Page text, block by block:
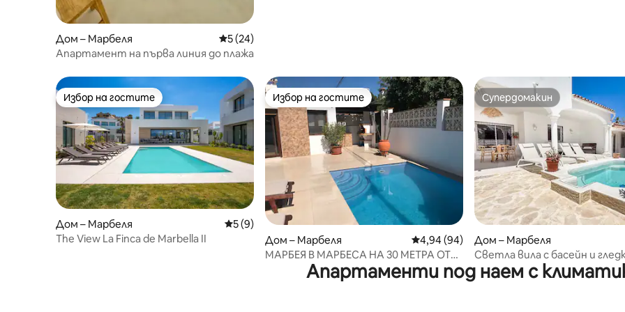
Дом – Марбеля Средна оценка: 5 от 5, 24 отзива
5 (24)
Апартамент на първа линия до плажа
Избор на гостите
Избор на гостите
Дом – Марбеля Средна оценка: 5 от 5, 9 отзива
5 (9)
The View La Finca de Marbella II
Избор на гостите
Избор на гостите
Дом – Марбеля Средна оценка: 4,94 от 5, 94 отзива
4,94 (94)
МАРБЕЯ В МАРБЕСА НА 30 МЕТРА ОТ
Супердомакин
Супердомакин
Дом – Марбеля
Светла вила с басейн и
покрива | REMS
Апартаменти под наем с